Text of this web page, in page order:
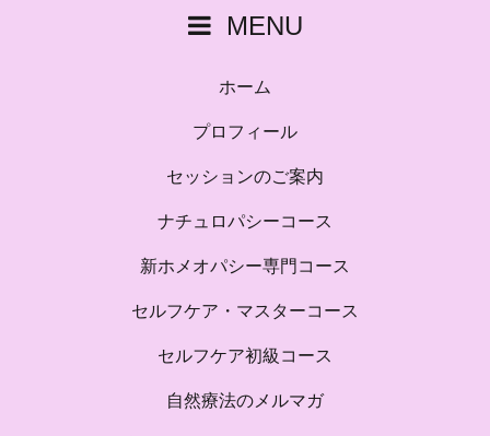
MENU
ホーム
プロフィール
セッションのご案内
ナチュロパシーコース
新ホメオパシー専門コース
セルフケア・マスターコース
セルフケア初級コース
自然療法のメルマガ